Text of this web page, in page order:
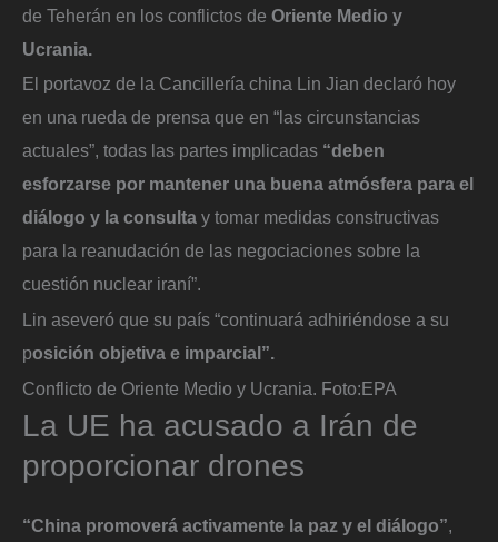
de Teherán en los conflictos de Oriente Medio y
Ucrania.
El portavoz de la Cancillería china Lin Jian declaró hoy
en una rueda de prensa que en “las circunstancias
actuales”, todas las partes implicadas “deben
esforzarse por mantener una buena atmósfera para el
diálogo y la consulta y tomar medidas constructivas
para la reanudación de las negociaciones sobre la
cuestión nuclear iraní”.
Lin aseveró que su país “continuará adhiriéndose a su
posición objetiva e imparcial”.
Conflicto de Oriente Medio y Ucrania. Foto:EPA
La UE ha acusado a Irán de
proporcionar drones
“China promoverá activamente la paz y el diálogo”,